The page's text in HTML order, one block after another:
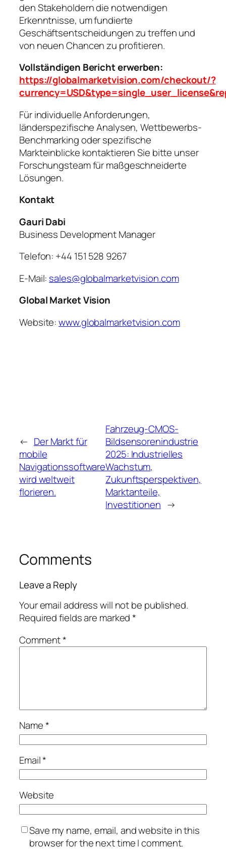
den Stakeholdern die notwendigen
Erkenntnisse, um fundierte
Geschäftsentscheidungen zu treffen und
von neuen Chancen zu profitieren.
Vollständigen Bericht erwerben:
https://globalmarketvision.com/checkout/?
Für individuelle Anforderungen,
länderspezifische Analysen, Wettbewerbs-
Benchmarking oder spezifische
Markteinblicke kontaktieren Sie bitte unser
Forschungsteam für maßgeschneiderte
Lösungen.
Kontakt
Gauri Dabi
Business Development Manager
Telefon: +44 151 528 9267
E-Mail: sales@globalmarketvision.com
Global Market Vision
Website:www.globalmarketvision.com
← Der Markt für
mobile
Navigationssoftware
wird weltweit
florieren.
Fahrzeug-CMOS-
Bildsensorenindustrie
2025: Industrielles
Wachstum,
Zukunftsperspektiven,
Marktanteile,
Investitionen →
Comments
Leave a Reply
Your email address will not be published.
Required fields are marked*
Comment*
Name*
Email*
Website
Save my name, email, and website in this
browser for the next time I comment.